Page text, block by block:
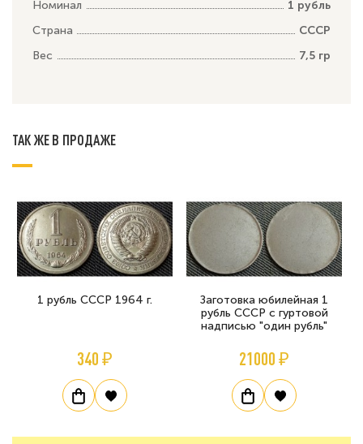
Номинал
1 рубль
Страна
СССР
Вес
7,5 гр
ТАК ЖЕ В ПРОДАЖЕ
1 рубль СССР 1964 г.
340 ₽
Заготовка юбилейная 1
рубль СССР с гуртовой
надписью "один рубль"
21000 ₽